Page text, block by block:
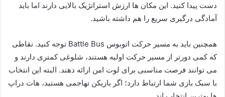
دست پیدا کنید. این مکان ها ارزش استراتژیک بالایی دارند اما باید
آمادگی درگیری سریع را هم داشته باشید.
همچنین باید به مسیر حرکت اتوبوس Battle Bus توجه کنید. نقاطی
که کمی دورتر از مسیر حرکت اولیه هستند، شلوغی کمتری دارند و
می توانند فرصت مناسبی برای لوت امن ارائه دهند. البته این انتخاب
با سبک بازی شما ارتباط دارد؛ اگر بازیکن تهاجمی هستید، هات دراپ